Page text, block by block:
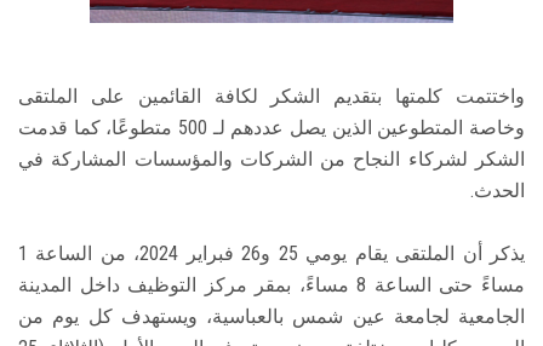
واختتمت كلمتها بتقديم الشكر لكافة القائمين على الملتقى
وخاصة المتطوعين الذين يصل عددهم لـ 500 متطوعًا، كما قدمت
الشكر لشركاء النجاح من الشركات والمؤسسات المشاركة في
الحدث.
يذكر أن الملتقى يقام يومي 25 و26 فبراير 2024، من الساعة 1
مساءً حتى الساعة 8 مساءً، بمقر مركز التوظيف داخل المدينة
الجامعية لجامعة عين شمس بالعباسية، ويستهدف كل يوم من